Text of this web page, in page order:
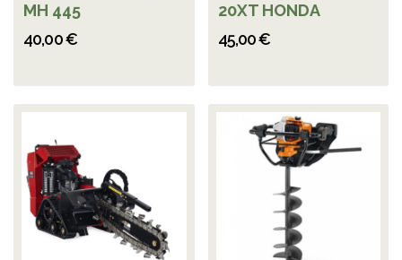
MH 445
40,00 €
20XT HONDA
45,00 €